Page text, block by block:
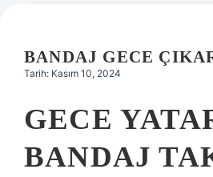
Hakkımızda
BANDAJ GECE
Tarih: Kasım 10, 2024
GECE
BANDAJ